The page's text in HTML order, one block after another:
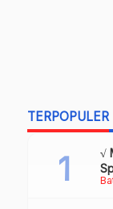
TERPOPULER
√